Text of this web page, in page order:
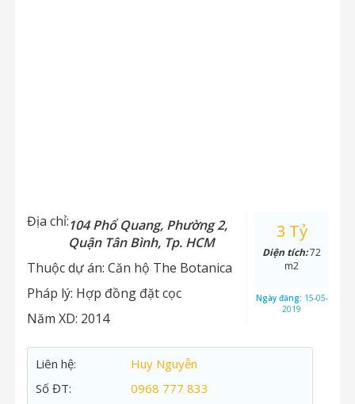
Địa chỉ:104 Phổ Quang, Phường 2,
Quận Tân Bình, Tp. HCM
Thuộc dự án: Căn hộ The Botanica
Pháp lý: Hợp đồng đặt cọc
Năm XD: 2014
3 Tỷ
Diện tích:72
m2
Ngày đăng: 15-05-
2019
Liên hệ:
Huy Nguyễn
Số ĐT:
0968 777 833